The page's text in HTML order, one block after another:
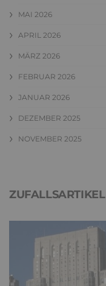
MAI 2026
APRIL 2026
MÄRZ 2026
FEBRUAR 2026
JANUAR 2026
DEZEMBER 2025
NOVEMBER 2025
ZUFALLSARTIKEL